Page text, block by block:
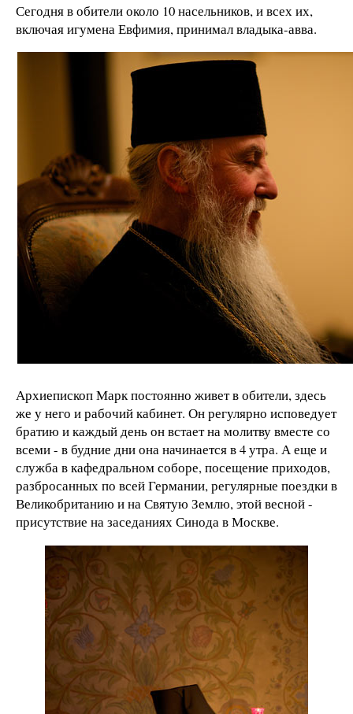
Сегодня в обители около 10 насельников, и всех их,
включая игумена Евфимия, принимал владыка-авва.
Архиепископ Марк постоянно живет в обители, здесь
же у него и рабочий кабинет. Он регулярно исповедует
братию и каждый день он встает на молитву вместе со
всеми - в будние дни она начинается в 4 утра. А еще и
служба в кафедральном соборе, посещение приходов,
разбросанных по всей Германии, регулярные поездки в
Великобританию и на Святую Землю, этой весной -
присутствие на заседаниях Синода в Москве.